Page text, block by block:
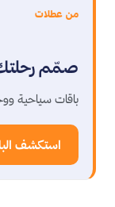
من عطلات
صمّم
باقات سياحية
استكشف